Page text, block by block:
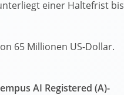
einer Haltefrist bis
65 Millionen US-Dollar.
AI Registered (A)-